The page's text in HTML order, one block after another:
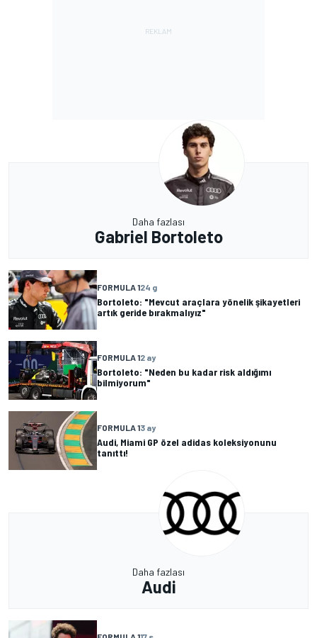
Daha fazlası
Gabriel Bortoleto
FORMULA 124 g
Bortoleto: "Mevcut araçlara yönelik şikayetleri
artık geride bırakmalıyız"
FORMULA 12 ay
Bortoleto: "Neden bu kadar risk aldığımı
bilmiyorum"
FORMULA 13 ay
Audi, Miami GP özel adidas koleksiyonunu
tanıttı!
Daha fazlası
Audi